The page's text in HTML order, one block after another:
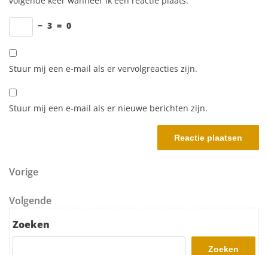
− 3 = 0
Stuur mij een e-mail als er vervolgreacties zijn.
Stuur mij een e-mail als er nieuwe berichten zijn.
Berichtnavigatie
Vorig bericht
Vorige
Volgend bericht
Volgende
Zoeken
Zoeken